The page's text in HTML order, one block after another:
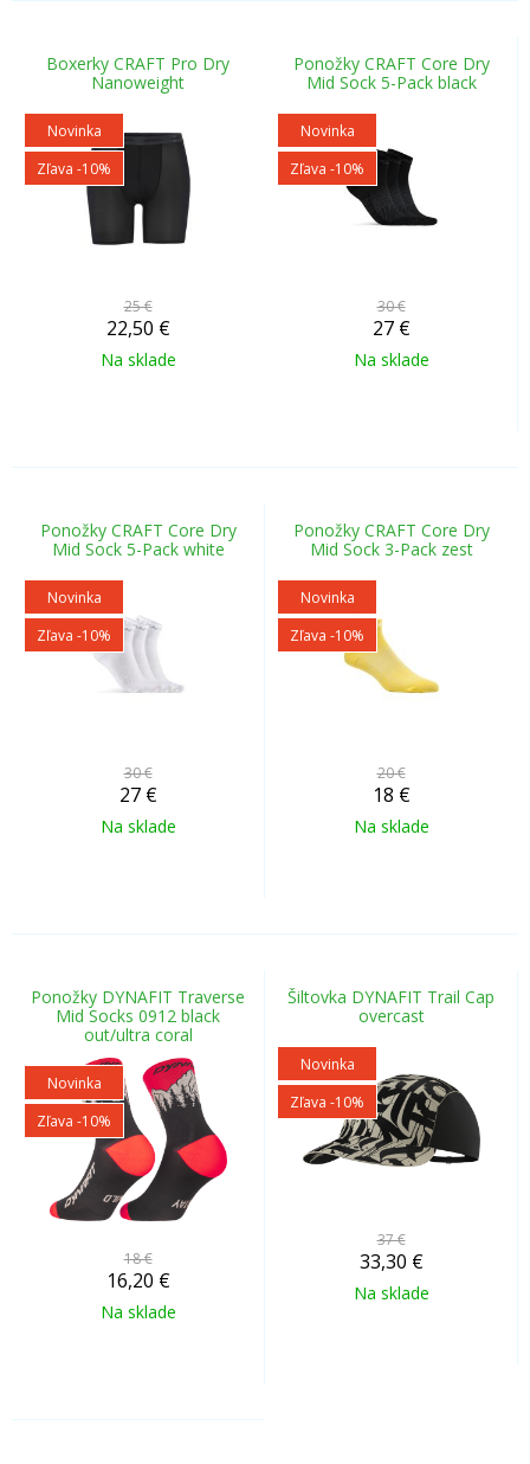
Boxerky CRAFT Pro Dry
Nanoweight
Novinka
Zľava -10%
25 €
22,50 €
Na sklade
Ponožky CRAFT Core Dry
Mid Sock 5-Pack black
Novinka
Zľava -10%
30 €
27 €
Na sklade
Ponožky CRAFT Core Dry
Mid Sock 5-Pack white
Novinka
Zľava -10%
30 €
27 €
Na sklade
Ponožky CRAFT Core Dry
Mid Sock 3-Pack zest
Novinka
Zľava -10%
20 €
18 €
Na sklade
Ponožky DYNAFIT Traverse
Mid Socks 0912 black
out/ultra coral
Novinka
Zľava -10%
18 €
16,20 €
Na sklade
Šiltovka DYNAFIT Trail Cap
overcast
Novinka
Zľava -10%
37 €
33,30 €
Na sklade